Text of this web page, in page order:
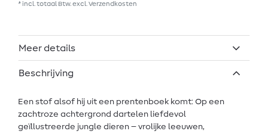
* incl. totaal Btw. excl.Verzendkosten
Meer details
Beschrijving
Een stof alsof hij uit een prentenboek komt: Op een
zachtroze achtergrond dartelen liefdevol
geïllustreerde jungle dieren – vrolijke leeuwen,